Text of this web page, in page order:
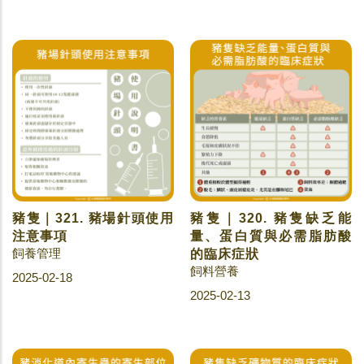
豬隻｜321. 豬場針頭使用
注意事項
飼養管理
2025-02-18
豬隻｜320. 豬隻缺乏能
量、蛋白質與必需脂肪酸
的臨床症狀
飼料營養
2025-02-13